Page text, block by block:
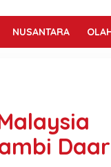
NUSANTARA